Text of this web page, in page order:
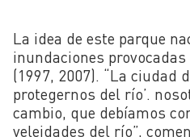
La idea de este parque
inundaciones
(1997, 2007). “La ciudad
protegernos del río’.
cambio, que debíamos
veleidades del río”,